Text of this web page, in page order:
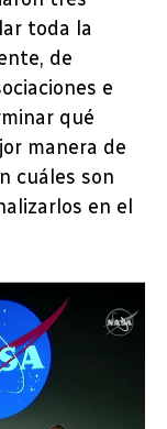
toda la
de
e
qué
manera de
cuáles son
en el